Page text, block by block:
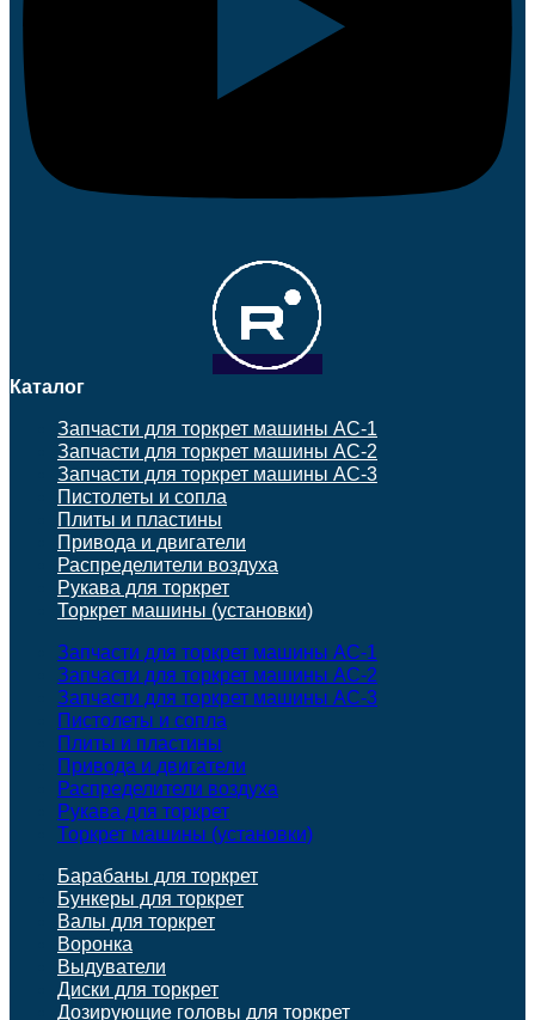
Каталог
Запчасти для торкрет машины АС-1
Запчасти для торкрет машины АС-2
Запчасти для торкрет машины АС-3
Пистолеты и сопла
Плиты и пластины
Привода и двигатели
Распределители воздуха
Рукава для торкрет
Торкрет машины (установки)
Запчасти для торкрет машины АС-1
Запчасти для торкрет машины АС-2
Запчасти для торкрет машины АС-3
Пистолеты и сопла
Плиты и пластины
Привода и двигатели
Распределители воздуха
Рукава для торкрет
Торкрет машины (установки)
Барабаны для торкрет
Бункеры для торкрет
Валы для торкрет
Воронка
Выдуватели
Диски для торкрет
Дозирующие головы для торкрет